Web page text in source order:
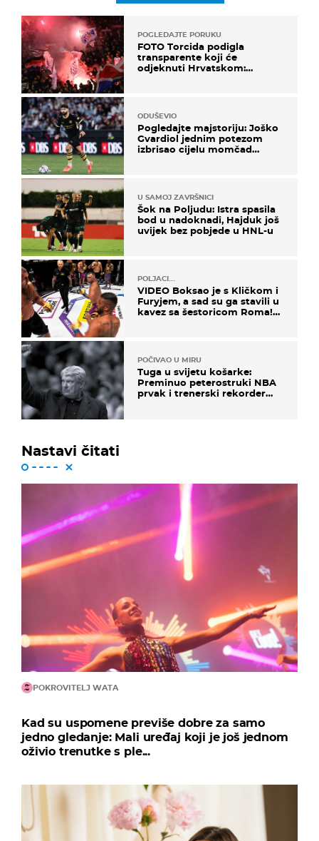
POGLEDAJTE PORUKU
FOTO Torcida podigla
transparente koji će
odjeknuti Hrvatskom:
ODUŠEVIO
Pogledajte majstoriju: Joško
Gvardiol jednim potezom
izbrisao cijelu momčad
U SAMOJ ZAVRŠNICI
Šok na Poljudu: Istra spasila
bod u nadoknadi, Hajduk još
uvijek bez pobjede u HNL-u
POLJACI...
VIDEO Boksao je s Kličkom i
Furyjem, a sad su ga stavili u
kavez sa šestoricom Roma!
POČIVAO U MIRU
Tuga u svijetu košarke:
Preminuo peterostruki NBA
prvak i trenerski rekorder
Nastavi čitati
POKROVITELJ WATA
Kad su uspomene previše dobre za samo
jedno gledanje: Mali uređaj koji je još jednom
oživio trenutke s ple...